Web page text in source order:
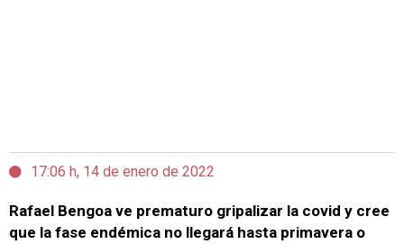
17:06 h, 14 de enero de 2022
Rafael Bengoa ve prematuro gripalizar la covid y cree
que la fase endémica no llegará hasta primavera o